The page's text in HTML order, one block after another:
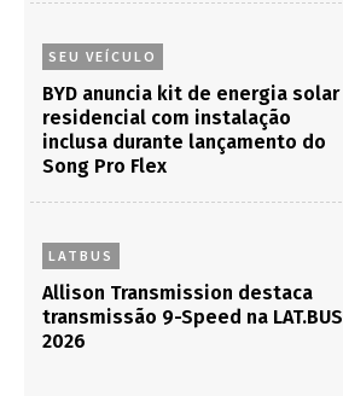
SEU VEÍCULO
BYD anuncia kit de energia solar
residencial com instalação
inclusa durante lançamento do
Song Pro Flex
LATBUS
Allison Transmission destaca
transmissão 9-Speed na LAT.BUS
2026